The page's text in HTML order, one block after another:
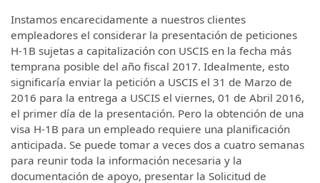
Instamos encarecidamente a nuestros clientes
empleadores el considerar la presentación de peticiones
H-1B sujetas a capitalización con USCIS en la fecha más
temprana posible del año fiscal 2017. Idealmente, esto
significaría enviar la petición a USCIS el 31 de Marzo de
2016 para la entrega a USCIS el viernes, 01 de Abril 2016,
el primer día de la presentación. Pero la obtención de una
visa H-1B para un empleado requiere una planificación
anticipada. Se puede tomar a veces dos a cuatro semanas
para reunir toda la información necesaria y la
documentación de apoyo, presentar la Solicitud de